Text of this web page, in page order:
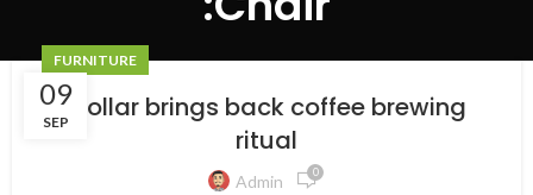
09
SEP
FURNITURE
Collar brings back coffee brewing
ritual
Admin 0